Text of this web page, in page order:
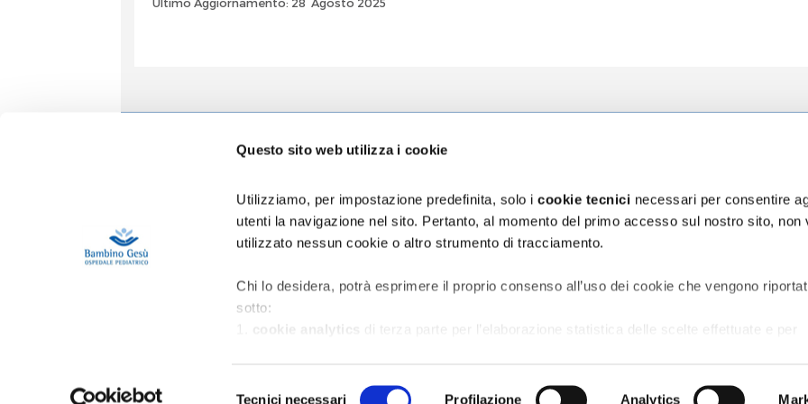
Questo sito web utilizza i cookie
Utilizziamo, per impostazione predefinita, solo icookie tecnici necessari per consentire
utenti la navigazione nel sito. Pertanto, al momento del primo accesso sul nostro sito, non
utilizzato nessun cookie o altro strumento di tracciamento.
Chi lo desidera, potrà esprimere il proprio consenso all’uso dei cookie che vengono
sotto:
cookie analytics
di terza parte per l’elaborazione statistica delle scelte effettuate e per
nell'ambito della navigazione in rete.
Tecnici necessari Profilazione Analytics
Contatti
Privacy
Copertura assicurativa Rct/Rco
Area Riservata al Personale
Bilancio di Sostenibilità
Segnalazioni e reclami
Accessibilità digitale
5 x mille